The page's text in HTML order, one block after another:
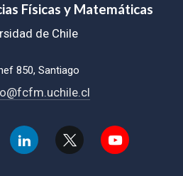
Físicas y Matemáticas
de Chile
850, Santiago